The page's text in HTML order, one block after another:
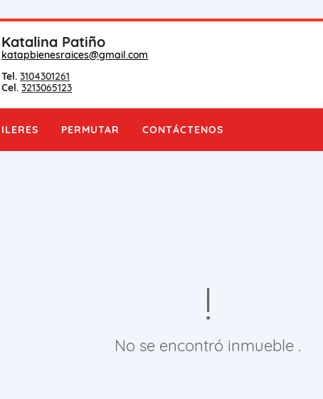
Katalina Patiño
katapbienesraices@gmail.com
Tel. 3104301261
Cel. 3213065123
PERMUTAR CONTÁCTENOS
No se encontró inmueble .